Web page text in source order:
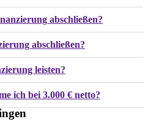
abschließen?
abschließen?
leisten?
ich bei 3.000 € netto?